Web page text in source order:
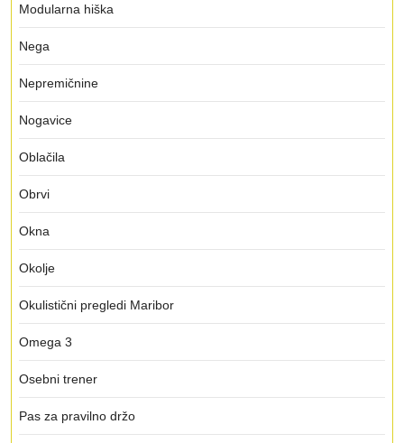
Modularna hiška
Nega
Nepremičnine
Nogavice
Oblačila
Obrvi
Okna
Okolje
Okulistični pregledi Maribor
Omega 3
Osebni trener
Pas za pravilno držo